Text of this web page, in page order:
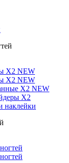
X2 NEW
X2 NEW
X2 NEW
Х2
наклейки